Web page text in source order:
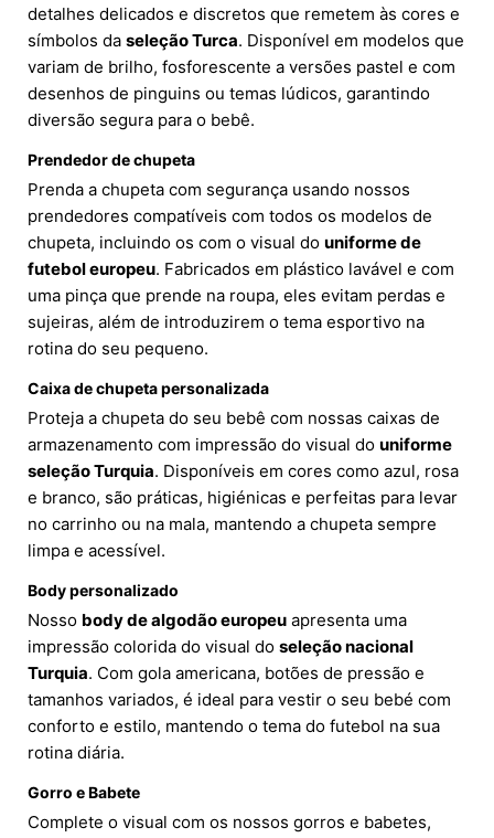
detalhes delicados e discretos que remetem às cores e
símbolos da seleção Turca. Disponível em modelos que
variam de brilho, fosforescente a versões pastel e com
desenhos de pinguins ou temas lúdicos, garantindo
diversão segura para o bebê.
Prendedor de chupeta
Prenda a chupeta com segurança usando nossos
prendedores compatíveis com todos os modelos de
chupeta, incluindo os com o visual do uniforme de
futebol europeu. Fabricados em plástico lavável e com
uma pinça que prende na roupa, eles evitam perdas e
sujeiras, além de introduzirem o tema esportivo na
rotina do seu pequeno.
Caixa de chupeta personalizada
Proteja a chupeta do seu bebê com nossas caixas de
armazenamento com impressão do visual do uniforme
seleção Turquia. Disponíveis em cores como azul, rosa
e branco, são práticas, higiénicas e perfeitas para levar
no carrinho ou na mala, mantendo a chupeta sempre
limpa e acessível.
Body personalizado
Nosso body de algodão europeu apresenta uma
impressão colorida do visual do seleção nacional
Turquia. Com gola americana, botões de pressão e
tamanhos variados, é ideal para vestir o seu bebé com
conforto e estilo, mantendo o tema do futebol na sua
rotina diária.
Gorro e Babete
Complete o visual com os nossos gorros e babetes,